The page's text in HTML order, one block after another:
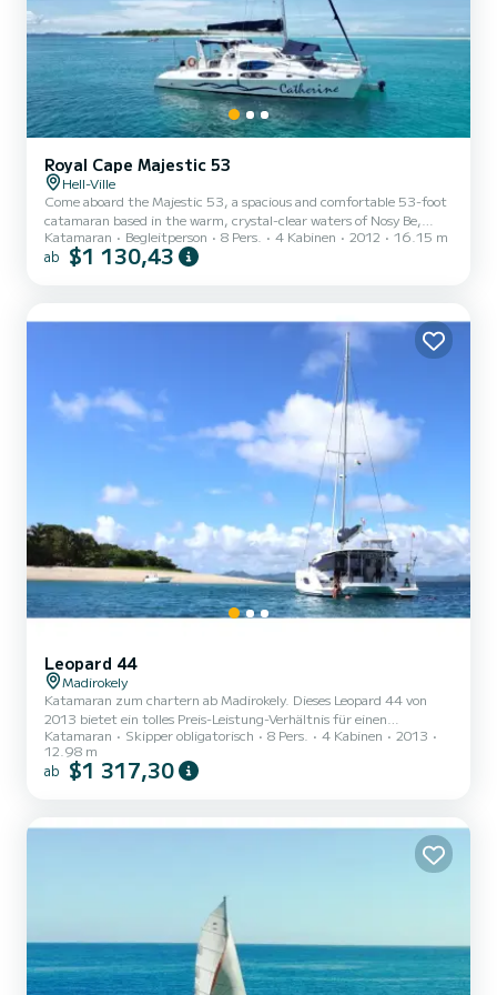
Royal Cape Majestic 53
Hell-Ville
Come aboard the Majestic 53, a spacious and comfortable 53-foot
catamaran based in the warm, crystal-clear waters of Nosy Be,
Madagascar. Whether you're after adventure, relaxation, or a bit of
both, this is the perfect way to experience it all. We offer a variety
Katamaran Begleitperson 8 Pers. 4 Kabinen 2012 16.15 m
ab $1 130,43
Leopard 44
Madirokely
Katamaran zum chartern ab Madirokely. Dieses Leopard 44 von
2013 bietet ein tolles Preis-Leistung-Verhältnis für einen
mehrtägigen oder mehrwöchigen Törn. Das Boot hat 4 Kabinen mit
allem Komfort und eine Kapazität von 8 Personen. Mit einer
Gesamtlänge von 13 Metern wird es Ihr perfekter Begleiter sein,
44 über 4 Toiletten mit Dusche Dieses Boot ist mit einem Dur...
Katamaran Skipper obligatorisch 8 Pers. 4 Kabinen
2013
12.98 m
ab $1 317,30